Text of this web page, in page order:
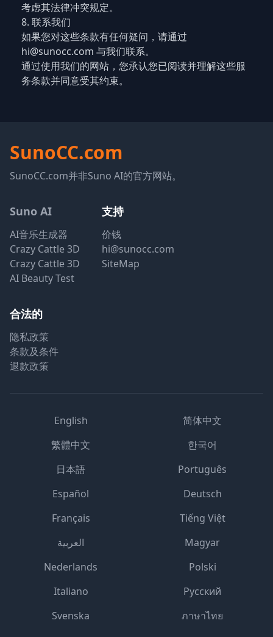
考虑其法律冲突规定。
8. 联系我们
如果您对这些条款有任何疑问，请通过
hi@sunocc.com 与我们联系。
通过使用我们的网站，您承认您已阅读并理解这些服
务条款并同意受其约束。
SunoCC.com
SunoCC.com并非Suno AI的官方网站。
Suno AI
AI音乐生成器
Crazy Cattle 3D
Crazy Cattle 3D
AI Beauty Test
支持
价钱
hi@sunocc.com
SiteMap
合法的
隐私政策
条款及条件
退款政策
English
简体中文
繁體中文
한국어
日本語
Português
Español
Deutsch
Français
Tiếng Việt
العربية
Magyar
Nederlands
Polski
Italiano
Русский
Svenska
ภาษาไทย